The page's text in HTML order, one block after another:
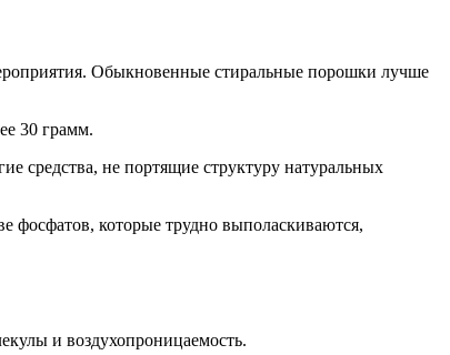
Обыкновенные стиральные порошки лучше
30 грамм.
средства, не портящие структуру натуральных
фосфатов, которые трудно выполаскиваются,
и воздухопроницаемость.